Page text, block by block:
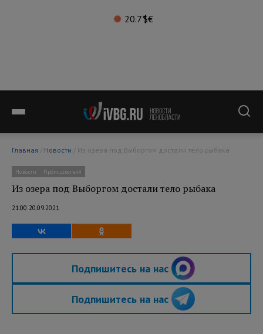
20.7°$€
Главная / Новости / Из озера под Выборгом достали тело рыбака
Новости Происшествия
Из озера под Выборгом достали тело рыбака
21:00 20.09.2021
Подпишитесь на нас
Подпишитесь на нас